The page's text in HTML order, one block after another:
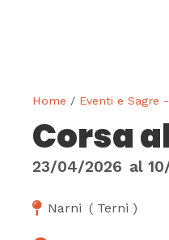
Home / Eventi e Sagre
Corsa
23/04/2026 al
Narni ( Terni )